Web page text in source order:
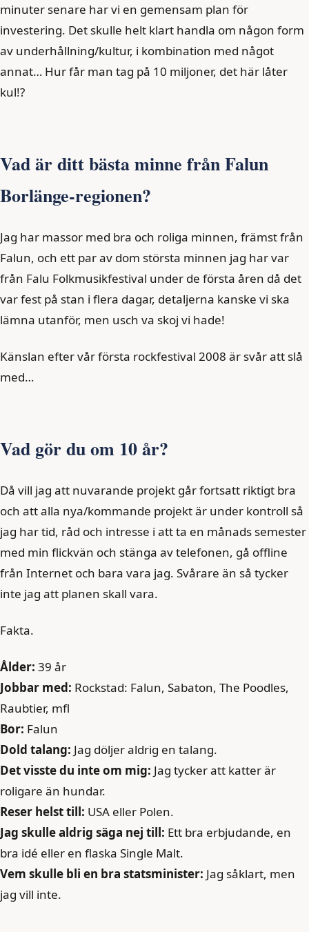
minuter senare har vi en gemensam plan för
investering. Det skulle helt klart handla om någon form
av underhållning/kultur, i kombination med något
annat… Hur får man tag på 10 miljoner, det här låter
kul!?
Vad är ditt bästa minne från Falun
Borlänge-regionen?
Jag har massor med bra och roliga minnen, främst från
Falun, och ett par av dom största minnen jag har var
från Falu Folkmusikfestival under de första åren då det
var fest på stan i flera dagar, detaljerna kanske vi ska
lämna utanför, men usch va skoj vi hade!
Känslan efter vår första rockfestival 2008 är svår att slå
med…
Vad gör du om 10 år?
Då vill jag att nuvarande projekt går fortsatt riktigt bra
och att alla nya/kommande projekt är under kontroll så
jag har tid, råd och intresse i att ta en månads semester
med min flickvän och stänga av telefonen, gå offline
från Internet och bara vara jag. Svårare än så tycker
inte jag att planen skall vara.
Fakta.
Ålder: 39 år
Jobbar med: Rockstad: Falun, Sabaton, The Poodles,
Raubtier, mfl
Bor: Falun
Dold talang: Jag döljer aldrig en talang.
Det visste du inte om mig: Jag tycker att katter är
roligare än hundar.
Reser helst till: USA eller Polen.
Jag skulle aldrig säga nej till: Ett bra erbjudande, en
bra idé eller en flaska Single Malt.
Vem skulle bli en bra statsminister: Jag såklart, men
jag vill inte.